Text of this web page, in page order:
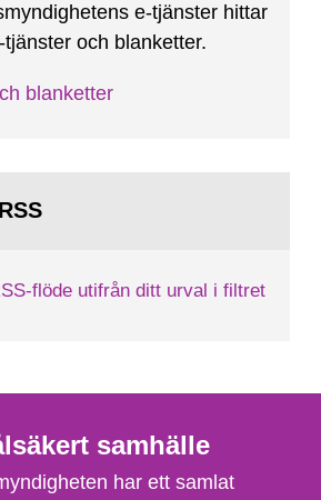
e-tjänster hittar
och blanketter.
blanketter
flöde utifrån ditt urval i filtret
samhälle
har ett samlat